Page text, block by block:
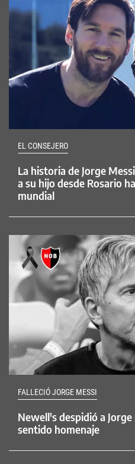
EL CONSEJERO
La historia de Jorge
a su hijo desde Rosario
mundial
FALLECIÓ JORGE MESSI
Newell's despidió a
sentido homenaje